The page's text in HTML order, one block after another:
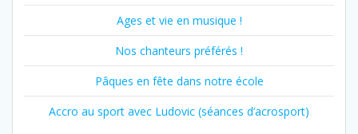
Ages et vie en musique !
Nos chanteurs préférés !
Pâques en fête dans notre école
Accro au sport avec Ludovic (séances d’acrosport)